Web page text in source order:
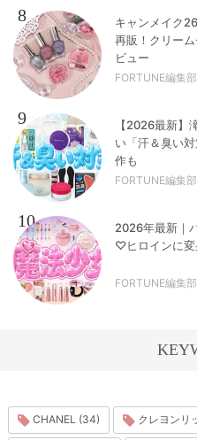
8
キャンメイク
再販！クリー
ビュー
FORTUNE編集部
9
【2026最新】
い「汗＆臭い
作も
FORTUNE編集部
10
2026年最新｜
♡ヒロインに変
FORTUNE編集部
CHANEL (34) クレヨンリ